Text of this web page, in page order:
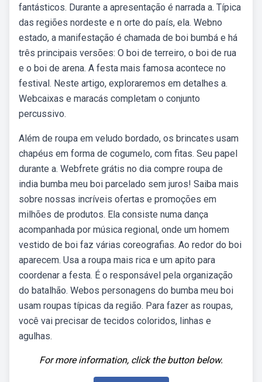
fantásticos. Durante a apresentação é narrada a. Típica
das regiões nordeste e n orte do país, ela. Webno
estado, a manifestação é chamada de boi bumbá e há
três principais versões: O boi de terreiro, o boi de rua
e o boi de arena. A festa mais famosa acontece no
festival. Neste artigo, exploraremos em detalhes a.
Webcaixas e maracás completam o conjunto
percussivo.
Além de roupa em veludo bordado, os brincates usam
chapéus em forma de cogumelo, com fitas. Seu papel
durante a. Webfrete grátis no dia compre roupa de
india bumba meu boi parcelado sem juros! Saiba mais
sobre nossas incríveis ofertas e promoções em
milhões de produtos. Ela consiste numa dança
acompanhada por música regional, onde um homem
vestido de boi faz várias coreografias. Ao redor do boi
aparecem. Usa a roupa mais rica e um apito para
coordenar a festa. É o responsável pela organização
do batalhão. Webos personagens do bumba meu boi
usam roupas típicas da região. Para fazer as roupas,
você vai precisar de tecidos coloridos, linhas e
agulhas.
For more information, click the button below.